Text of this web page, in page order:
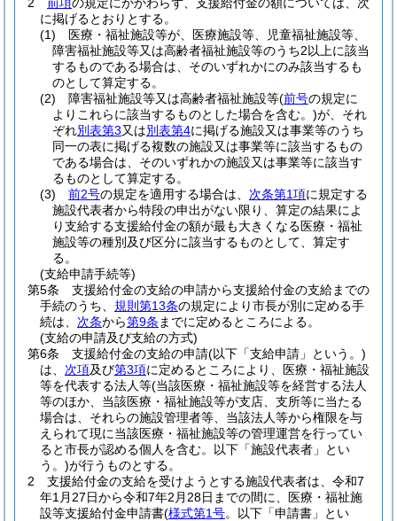
に掲げるとおりとする。
(1)
医療・福祉施設等が、医療施設等、児童福祉施設等、
障害福祉施設等又は高齢者福祉施設等のうち2以上に該当
するものである場合は、そのいずれかにのみ該当するも
のとして算定する。
(2)
障害福祉施設等又は高齢者福祉施設等(前号の規定に
よりこれらに該当するものとした場合を含む。)が、それ
ぞれ別表第3又は別表第4に掲げる施設又は事業等のうち
同一の表に掲げる複数の施設又は事業等に該当するもの
である場合は、そのいずれかの施設又は事業等に該当す
るものとして算定する。
(3)
前2号の規定を適用する場合は、 次条第1項に規定する
施設代表者から特段の申出がない限り、算定の結果によ
り支給する支援給付金の額が最も大きくなる医療・福祉
施設等の種別及び区分に該当するものとして、算定す
る。
(支給申請手続等)
第5条
支援給付金の支給の申請から支援給付金の支給までの
手続のうち、 規則第13条の規定により市長が別に定める手
続は、 次条から第9条 までに定めるところによる。
(支給の申請及び支給の方式)
第6条
支援給付金の支給の申請(以下「支給申請」という。)
は、 次項及び第3項に定めるところにより、医療・福祉施設
等を代表する法人等(当該医療・福祉施設等を経営する法人
等のほか、当該医療・福祉施設等が支店、支所等に当たる
場合は、それらの施設管理者等、当該法人等から権限を与
えられて現に当該医療・福祉施設等の管理運営を行ってい
ると市長が認める個人を含む。以下「施設代表者」とい
う。)が行うものとする。
2
支援給付金の支給を受けようとする施設代表者は、令和7
年1月27日から令和7年2月28日までの間に、医療・福祉施
設等支援給付金申請書(様式第1号。以下「申請書」とい